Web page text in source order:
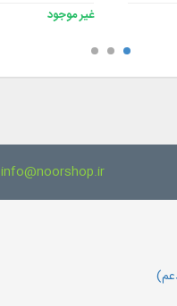
غير موجود
info@noorshop.ir